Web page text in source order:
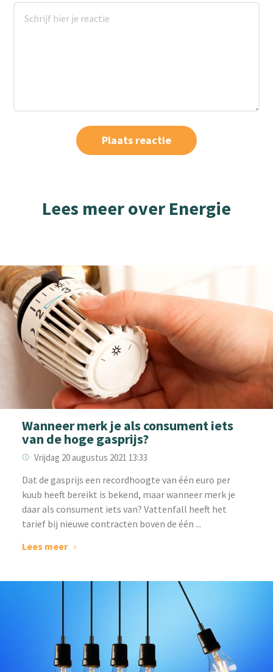
Lees meer over Energie
Wanneer merk je als consument iets
van de hoge gasprijs?
Vrijdag 20 augustus 2021 13:33
Dat de gasprijs een recordhoogte van één euro per
kuub heeft bereikt is bekend, maar wanneer merk je
daar als consument iets van? Vattenfall heeft het
tarief bij nieuwe contracten boven de één ...
Lees meer